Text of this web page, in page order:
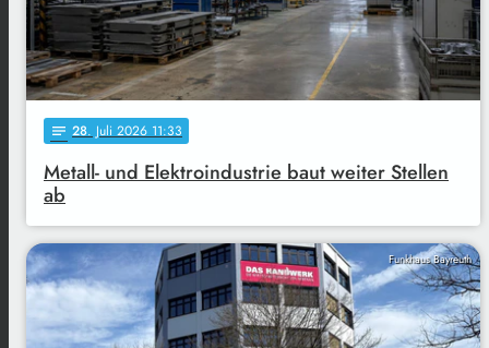
notes 28. Juli 2026 11:33
Metall- und Elektroindustrie baut weiter Stellen
ab
Funkhaus Bayreuth